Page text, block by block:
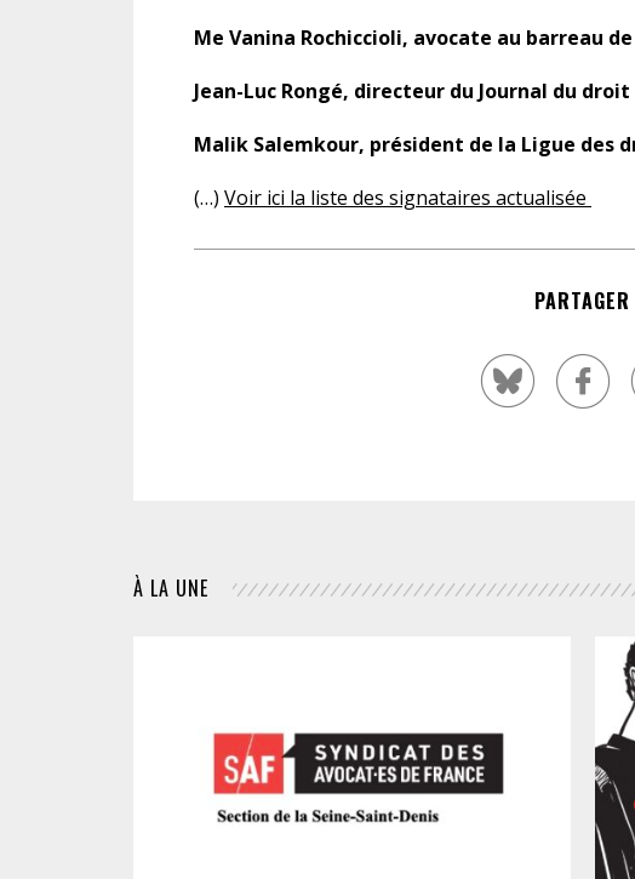
Me Vanina Rochiccioli, avocate au barreau
Jean-Luc Rongé, directeur du Journal du
Malik Salemkour, président de la Ligue des
(…) Voir ici la liste des signataires actualisée
PARTAGER
À LA UNE